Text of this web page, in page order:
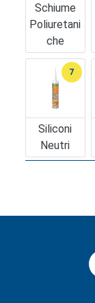
Schiume
Poliuretani
Che
Siliconi
Neutri
7